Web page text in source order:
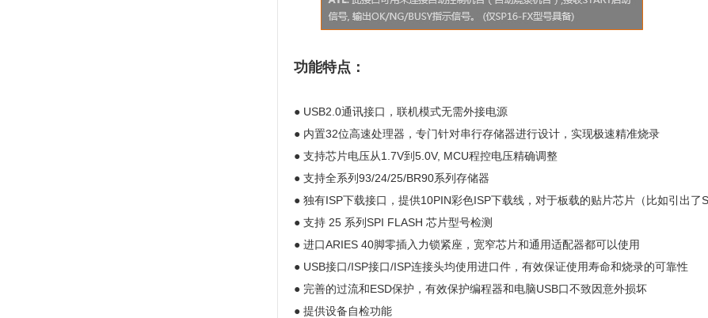
功能特点：
● USB2.0通讯接口，联机模式无需外接电源
● 内置32位高速处理器，专门针对串行存储器进行设计，实现极速精准烧录
● 支持芯片电压从1.7V到5.0V, MCU程控电压精确调整
● 支持全系列93/24/25/BR90系列存储器
● 独有ISP下载接口，提供10PIN彩色ISP下载线，对于板载的贴片芯片（比如引出
● 支持 25 系列SPI FLASH 芯片型号检测
● 进口ARIES 40脚零插入力锁紧座，宽窄芯片和通用适配器都可以使用
● USB接口/ISP接口/ISP连接头均使用进口件，有效保证使用寿命和烧录的可靠性
● 完善的过流和ESD保护，有效保护编程器和电脑USB口不致因意外损坏
● 提供设备自检功能